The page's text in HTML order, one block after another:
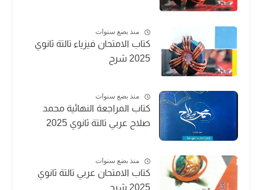
منذ بضع سنوات
كتاب الامتحان فيزياء تالتة ثانوي
2025 شرح
منذ بضع سنوات
كتاب المراجعة النهائية محمد
صلاح عربي تالتة ثانوي 2025
منذ بضع سنوات
كتاب الامتحان عربي تالتة ثانوي
2025 شرح